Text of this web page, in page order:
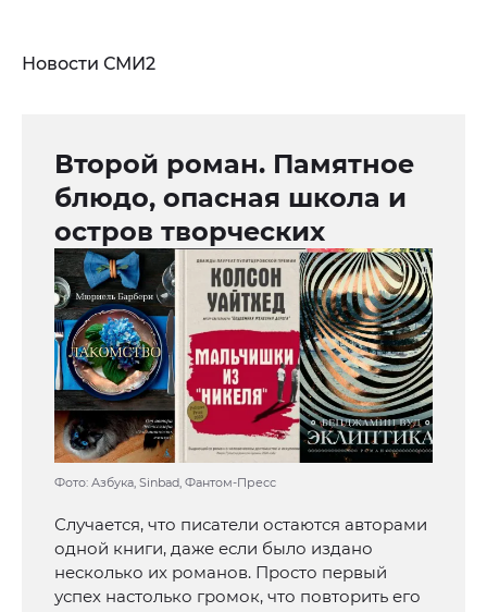
Новости СМИ2
Второй роман. Памятное
блюдо, опасная школа и
остров творческих
Фото: Азбука, Sinbad, Фантом-Пресс
Случается, что писатели остаются авторами
одной книги, даже если было издано
несколько их романов. Просто первый
успех настолько громок, что повторить его